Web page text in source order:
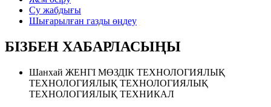
Су жабдығы
Шығарылған газды өңдеу
БІЗБЕН ХАБАРЛАСЫҢЫ
Шанхай ЖЕНГІ МӨЗДІК ТЕХНОЛОГИЯЛЫҚ
ТЕХНОЛОГИЯЛЫҚ ТЕХНОЛОГИЯЛЫҚ
ТЕХНОЛОГИЯЛЫҚ ТЕХНИКАЛ